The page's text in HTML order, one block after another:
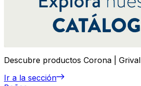
Descubre productos Corona | Grival
Ir a la sección